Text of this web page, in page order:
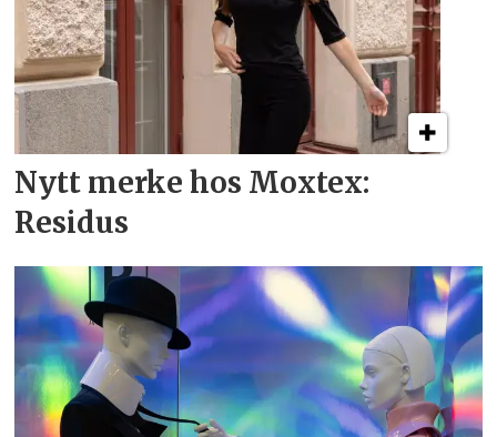
Nytt merke hos Moxtex:
Residus